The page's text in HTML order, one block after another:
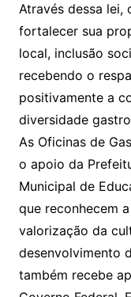
Através dessa
fortalecer sua
local, inclusão
recebendo o
positivamente a
diversidade
As Oficinas de
o apoio da
Municipal de
que reconhecem
valorização da
desenvolvimento
também recebe